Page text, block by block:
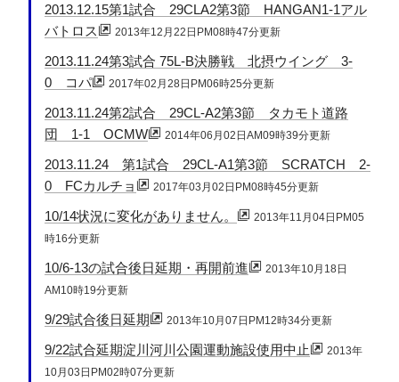
2013.12.15第1試合 29CLA2第3節 HANGAN1-1アル
バトロス
2013年12月22日PM08時47分更新
2013.11.24第3試合 75L-B決勝戦 北摂ウイング 3-
0 コパ
2017年02月28日PM06時25分更新
2013.11.24第2試合 29CL-A2第3節 タカモト道路
団 1-1 OCMW
2014年06月02日AM09時39分更新
2013.11.24 第1試合 29CL-A1第3節 SCRATCH 2-
0 FCカルチョ
2017年03月02日PM08時45分更新
10/14状況に変化がありません。
2013年11月04日PM05
時16分更新
10/6-13の試合後日延期・再開前進
2013年10月18日
AM10時19分更新
9/29試合後日延期 2013年10月07日PM12時34分更新
9/22試合延期淀川河川公園運動施設使用中止
2013年
10月03日PM02時07分更新